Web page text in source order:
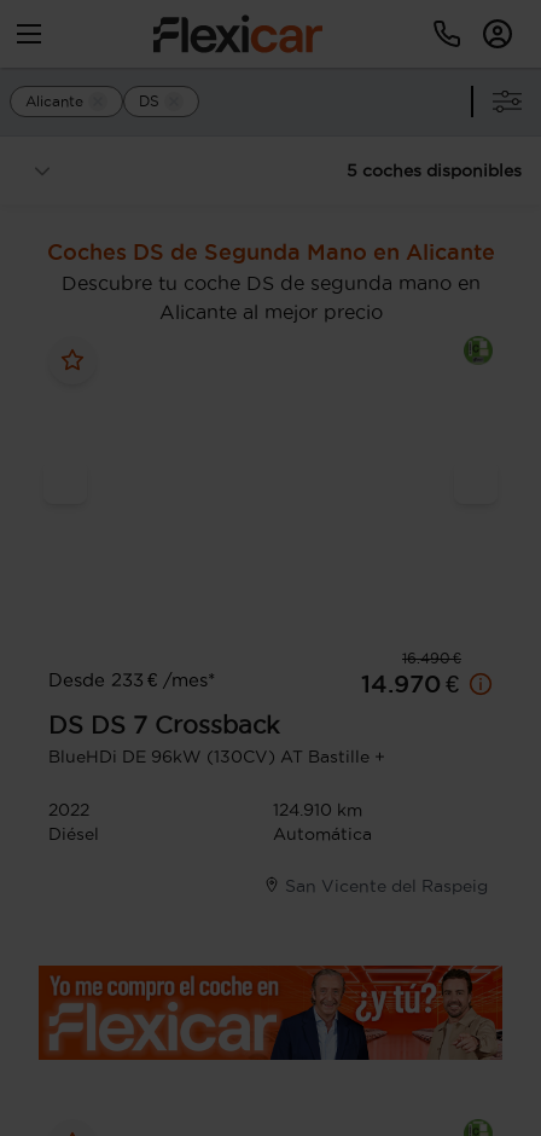
Alicante DS
5 coches disponibles
Coches DS de Segunda Mano en Alicante
Descubre tu coche DS de segunda mano en
Alicante al mejor precio
16.490 €
Desde 233 € /mes*
14.970 €
DS DS 7 Crossback
BlueHDi DE 96kW (130CV) AT Bastille +
2022
124.910 km
Diésel
Automática
San Vicente del Raspeig